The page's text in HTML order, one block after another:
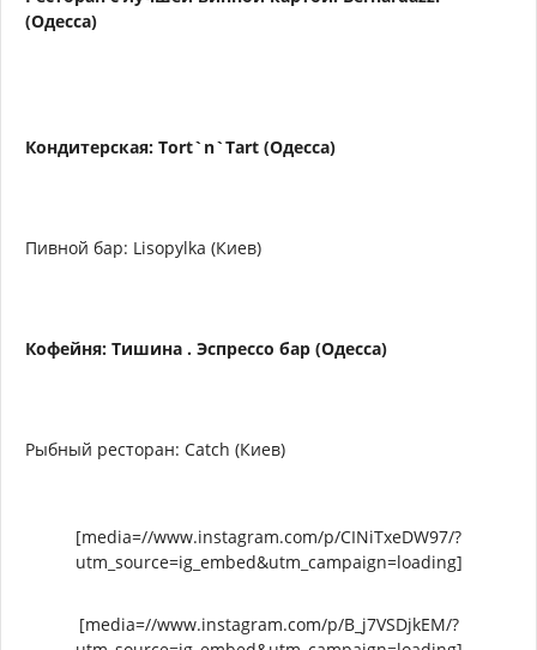
(Одесса)
Кондитерская: Tort`n`Tart (Одесса)
Пивной бар: Lisopylka (Киев)
Кофейня: Тишина . Эспрессо бар (Одесса)
Рыбный ресторан: Catch (Киев)
[media=//www.instagram.com/p/CINiTxeDW97/?
utm_source=ig_embed&utm_campaign=loading]
[media=//www.instagram.com/p/B_j7VSDjkEM/?